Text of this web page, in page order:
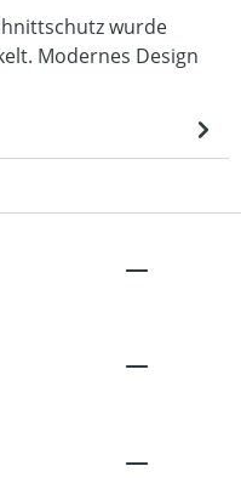
wurde
Modernes Design